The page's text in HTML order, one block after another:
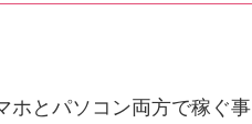
ホとパソコン両方で稼ぐ事